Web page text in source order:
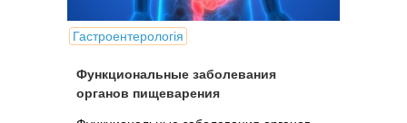
Гастроентерологія
Функциональные заболевания
органов пищеварения